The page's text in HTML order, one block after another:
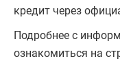
кредит через
Подробнее с
ознакомиться на